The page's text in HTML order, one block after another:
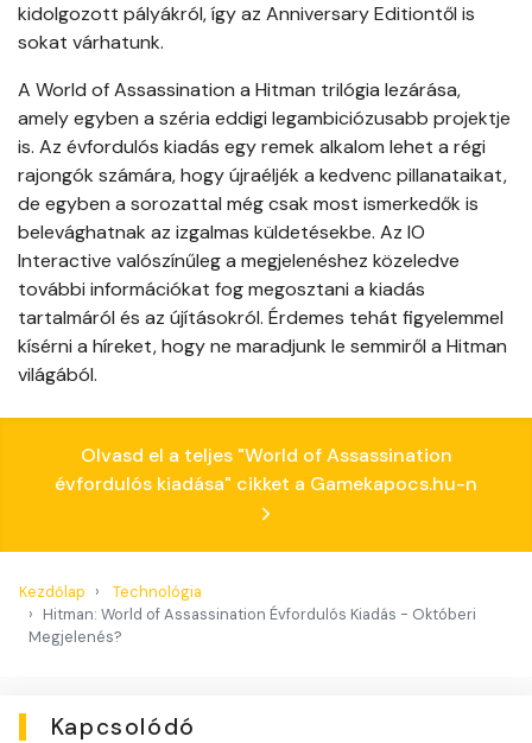
kidolgozott pályákról, így az Anniversary Editiontől is
sokat várhatunk.
A World of Assassination a Hitman trilógia lezárása,
amely egyben a széria eddigi legambiciózusabb projektje
is. Az évfordulós kiadás egy remek alkalom lehet a régi
rajongók számára, hogy újraéljék a kedvenc pillanataikat,
de egyben a sorozattal még csak most ismerkedők is
belevághatnak az izgalmas küldetésekbe. Az IO
Interactive valószínűleg a megjelenéshez közeledve
további információkat fog megosztani a kiadás
tartalmáról és az újításokról. Érdemes tehát figyelemmel
kísérni a híreket, hogy ne maradjunk le semmiről a Hitman
világából.
Olvasd el a teljes "World of Assassination
évfordulós kiadása" cikket a Gamekapocs.hu-n
Kezdőlap
Technológia
Hitman: World of Assassination Évfordulós Kiadás - Októberi
Megjelenés?
Kapcsolódó